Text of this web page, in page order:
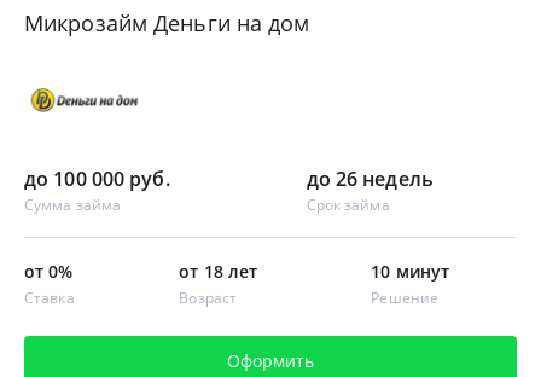
Микрозайм Деньги на дом
до 100 000 руб.
Сумма займа
до 26 недель
Срок займа
от 0%
Ставка
от 18 лет
Возраст
10 минут
Решение
Оформить